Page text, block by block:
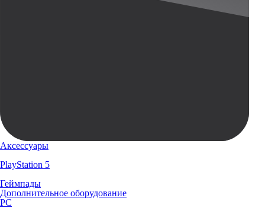
Аксессуары
PlayStation 5
Геймпады
Дополнительное оборудование
PC